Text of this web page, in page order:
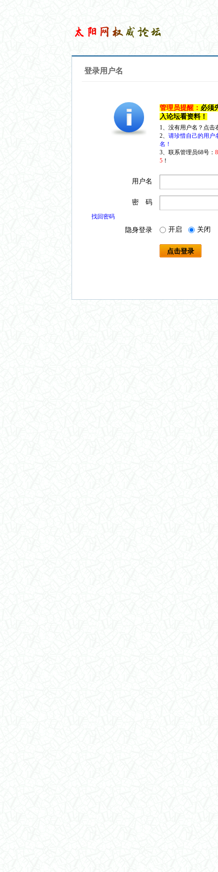
登录用户名
管理员提醒： 必须
入论坛看资料！
1、没有用户名？点
2、 请珍惜自己的用户
名！
3、联系管理员68号：
5 ！
用户名
密 码
找回密码
隐身登录 开启 关闭
点击登录